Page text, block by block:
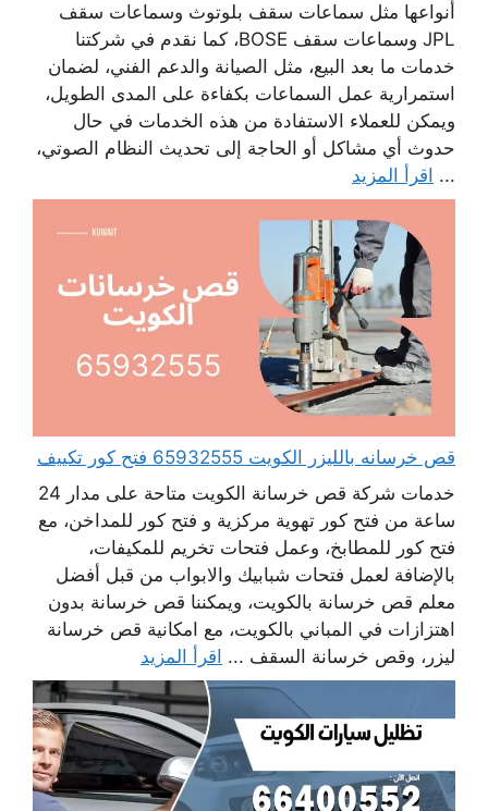
أنواعها مثل سماعات سقف بلوتوث وسماعات سقف
JPL وسماعات سقف BOSE، كما نقدم في شركتنا
خدمات ما بعد البيع، مثل الصيانة والدعم الفني، لضمان
استمرارية عمل السماعات بكفاءة على المدى الطويل،
ويمكن للعملاء الاستفادة من هذه الخدمات في حال
حدوث أي مشاكل أو الحاجة إلى تحديث النظام الصوتي،
... اقرأ المزيد
قص خرسانه بالليزر الكويت 65932555 فتح كور تكييف
خدمات شركة قص خرسانة الكويت متاحة على مدار 24
ساعة من فتح كور تهوية مركزية و فتح كور للمداخن، مع
فتح كور للمطابخ، وعمل فتحات تخريم للمكيفات،
بالإضافة لعمل فتحات شبابيك والابواب من قبل أفضل
معلم قص خرسانة بالكويت، ويمكننا قص خرسانة بدون
اهتزازات في المباني بالكويت، مع امكانية قص خرسانة
ليزر، وقص خرسانة السقف ... اقرأ المزيد